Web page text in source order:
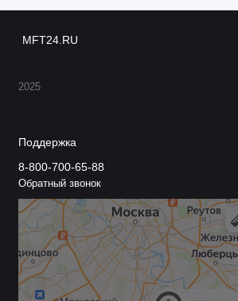
MFT24.RU
2025
Поддержка
8-800-700-65-88
Обратный звонок